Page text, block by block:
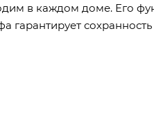
в каждом доме. Его
гарантирует